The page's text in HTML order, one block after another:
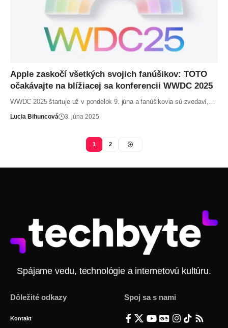
Apple zaskočí všetkých svojich fanúšikov: TOTO
očakávajte na blížiacej sa konferencii WWDC 2025
WWDC 2025 štartuje už v pondelok 9. júna a fanúšikovia sú zvedaví,…
Lucia Bihuncová 3. júna 2025
1 2
Spájame vedu, technológie a internetovú kultúru.
Dôležité odkazy
Kontakt
Spoj sa s nami